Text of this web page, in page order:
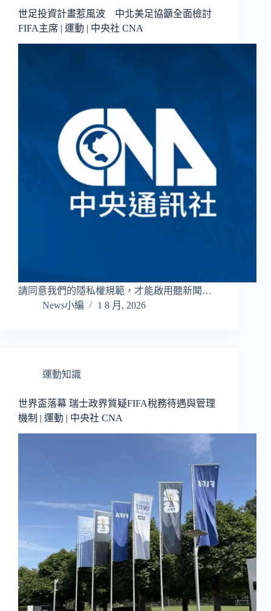
世足投資計畫惹風波 中北美足協籲全面檢討
FIFA主席 | 運動 | 中央社 CNA
請同意我們的隱私權規範，才能啟用聽新聞…
News小編
1 8 月, 2026
運動知識
世界盃落幕 瑞士政界質疑FIFA稅務待遇與管理
機制 | 運動 | 中央社 CNA